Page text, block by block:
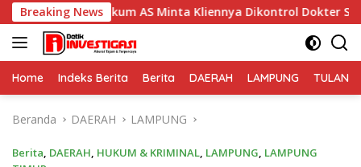
Langsung
ke
konten
Breaking News
Hukum AS Minta Kliennya Dikontrol Dokter Spesialis Kejiwaan
Home Indeks Berita Berita DAERAH LAMPUNG TULANG
Beranda DAERAH LAMPUNG
Berita, DAERAH, HUKUM & KRIMINAL, LAMPUNG, LAMPUNG